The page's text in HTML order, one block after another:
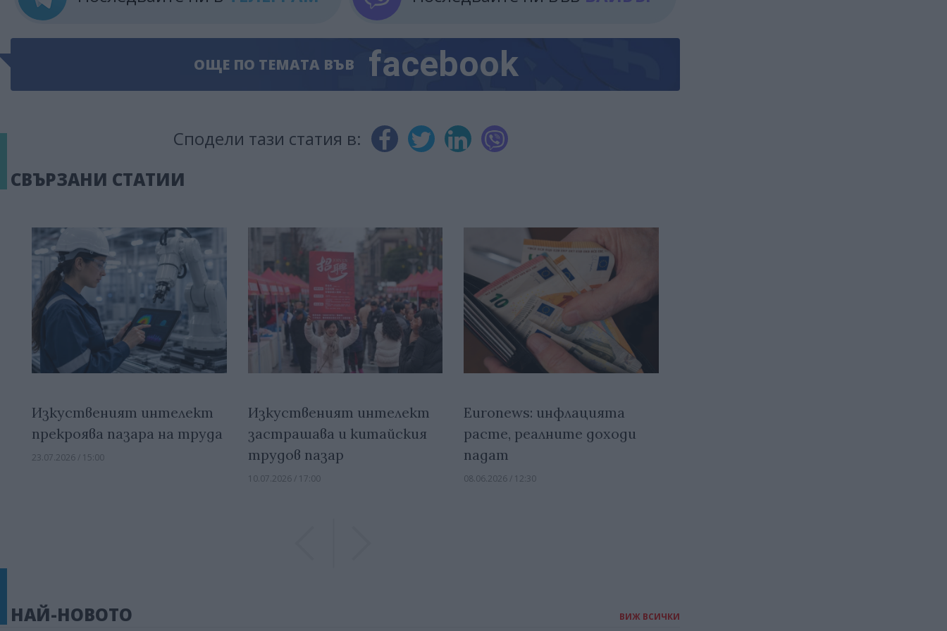
ОЩЕ ПО ТЕМАТА ВЪВ facebook
Сподели тази статия в:
СВЪРЗАНИ СТАТИИ
Изкуственият интелект
прекроява пазара на труда
23.07.2026 / 15:00
Изкуственият интелект
застрашава и китайския
трудов пазар
10.07.2026 / 17:00
Euronews: инфлацията
расте, реалните доходи
падат
08.06.2026 / 12:30
НАЙ-НОВОТО ВИЖ ВСИЧКИ